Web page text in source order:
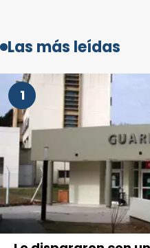
Las más leídas
1